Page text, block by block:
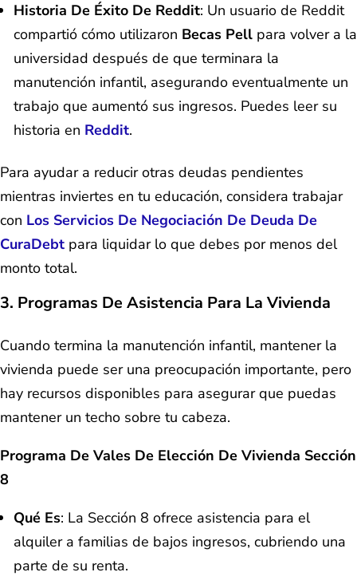
Historia De Éxito De Reddit: Un usuario de Reddit
compartió cómo utilizaron Becas Pell para volver a la
universidad después de que terminara la
manutención infantil, asegurando eventualmente un
trabajo que aumentó sus ingresos. Puedes leer su
historia en Reddit.
Para ayudar a reducir otras deudas pendientes
mientras inviertes en tu educación, considera trabajar
con Los Servicios De Negociación De Deuda De
CuraDebt para liquidar lo que debes por menos del
monto total.
3. Programas De Asistencia Para La Vivienda
Cuando termina la manutención infantil, mantener la
vivienda puede ser una preocupación importante, pero
hay recursos disponibles para asegurar que puedas
mantener un techo sobre tu cabeza.
Programa De Vales De Elección De Vivienda Sección
8
Qué Es: La Sección 8 ofrece asistencia para el
alquiler a familias de bajos ingresos, cubriendo una
parte de su renta.